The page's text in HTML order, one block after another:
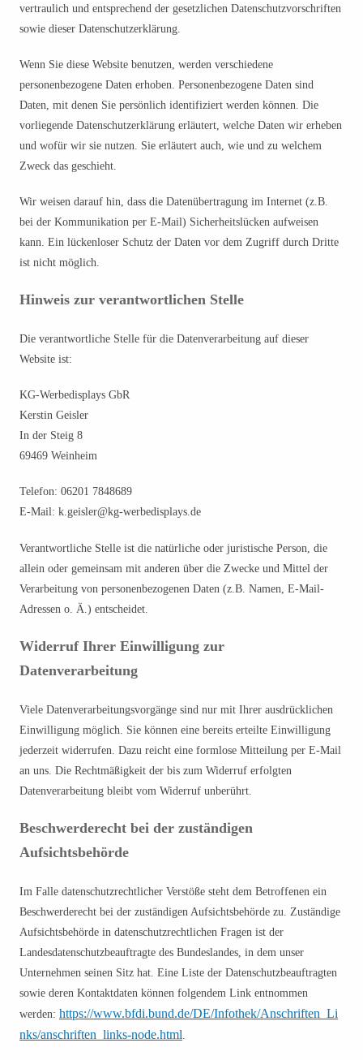
vertraulich und entsprechend der gesetzlichen Datenschutzvorschriften
sowie dieser Datenschutzerklärung.
Wenn Sie diese Website benutzen, werden verschiedene
personenbezogene Daten erhoben. Personenbezogene Daten sind
Daten, mit denen Sie persönlich identifiziert werden können. Die
vorliegende Datenschutzerklärung erläutert, welche Daten wir erheben
und wofür wir sie nutzen. Sie erläutert auch, wie und zu welchem
Zweck das geschieht.
Wir weisen darauf hin, dass die Datenübertragung im Internet (z.B.
bei der Kommunikation per E-Mail) Sicherheitslücken aufweisen
kann. Ein lückenloser Schutz der Daten vor dem Zugriff durch Dritte
ist nicht möglich.
Hinweis zur verantwortlichen Stelle
Die verantwortliche Stelle für die Datenverarbeitung auf dieser
Website ist:
KG-Werbedisplays GbR
Kerstin Geisler
In der Steig 8
69469 Weinheim
Telefon: 06201 7848689
E-Mail: k.geisler@kg-werbedisplays.de
Verantwortliche Stelle ist die natürliche oder juristische Person, die
allein oder gemeinsam mit anderen über die Zwecke und Mittel der
Verarbeitung von personenbezogenen Daten (z.B. Namen, E-Mail-
Adressen o. Ä.) entscheidet.
Widerruf Ihrer Einwilligung zur
Datenverarbeitung
Viele Datenverarbeitungsvorgänge sind nur mit Ihrer ausdrücklichen
Einwilligung möglich. Sie können eine bereits erteilte Einwilligung
jederzeit widerrufen. Dazu reicht eine formlose Mitteilung per E-Mail
an uns. Die Rechtmäßigkeit der bis zum Widerruf erfolgten
Datenverarbeitung bleibt vom Widerruf unberührt.
Beschwerderecht bei der zuständigen
Aufsichtsbehörde
Im Falle datenschutzrechtlicher Verstöße steht dem Betroffenen ein
Beschwerderecht bei der zuständigen Aufsichtsbehörde zu. Zuständige
Aufsichtsbehörde in datenschutzrechtlichen Fragen ist der
Landesdatenschutzbeauftragte des Bundeslandes, in dem unser
Unternehmen seinen Sitz hat. Eine Liste der Datenschutzbeauftragten
sowie deren Kontaktdaten können folgendem Link entnommen
werden: https://www.bfdi.bund.de/DE/Infothek/Anschriften_Li
nks/anschriften_links-node.html.